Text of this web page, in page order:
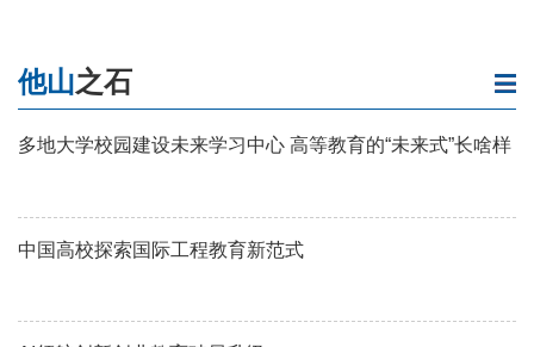
他山之石
多地大学校园建设未来学习中心 高等教育的“未来式”长啥样
中国高校探索国际工程教育新范式